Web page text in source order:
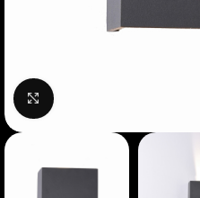
Нажмите, чтобы увеличить